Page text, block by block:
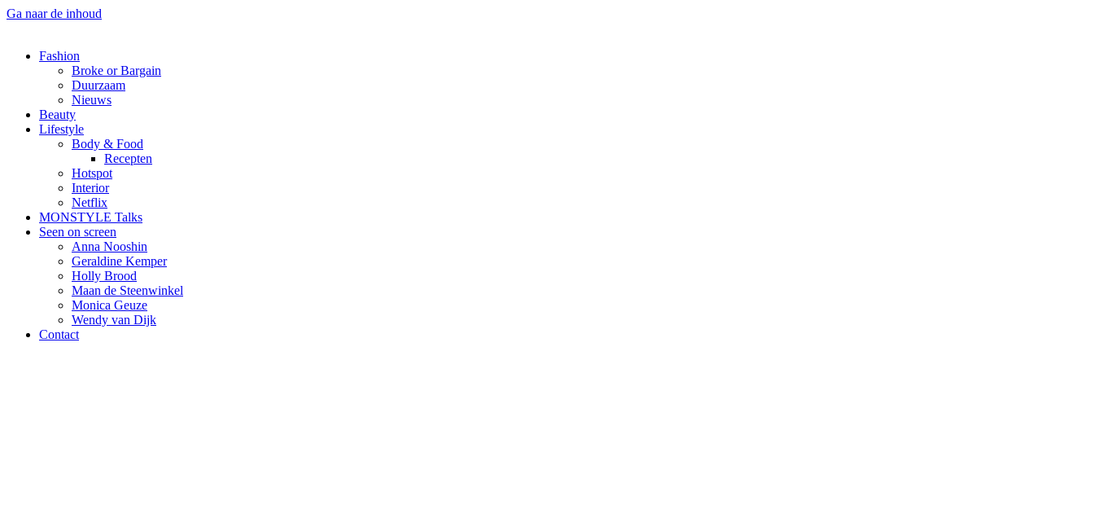
Ga naar de inhoud
Fashion
Broke or Bargain
Duurzaam
Nieuws
Beauty
Lifestyle
Body & Food
Recepten
Hotspot
Interior
Netflix
MONSTYLE Talks
Seen on screen
Anna Nooshin
Geraldine Kemper
Holly Brood
Maan de Steenwinkel
Monica Geuze
Wendy van Dijk
Contact